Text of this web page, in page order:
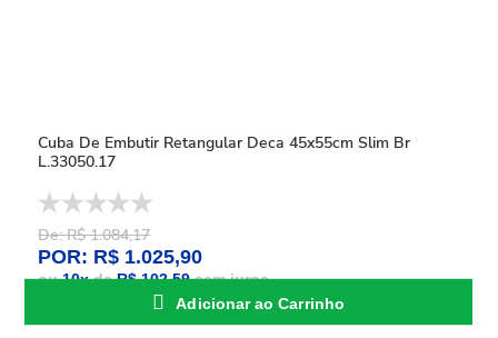
Cuba De Embutir Retangular Deca 45x55cm Slim Br
L.33050.17
De: R$ 1.084,17
POR: R$ 1.025,90
ou10xdeR$ 102,59sem juros
Adicionar ao Carrinho